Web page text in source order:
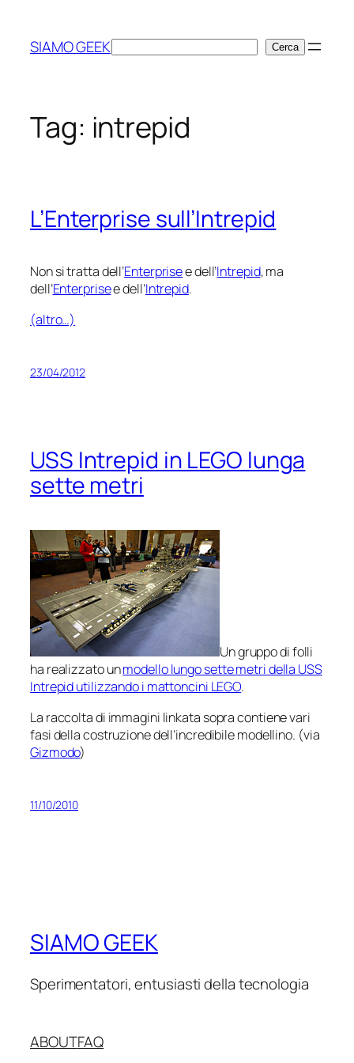
contenuto
SIAMO GEEKCerca Cerca
Tag: intrepid
L’Enterprise sull’Intrepid
Non si tratta dell’Enterprisee dell’Intrepid, ma
dell’Enterprisee dell’Intrepid.
(altro…)
23/04/2012
USS Intrepid in LEGO lunga
sette metri
Un gruppo di folli
ha realizzato unmodello lungo sette metri della USS
Intrepid utilizzando i mattoncini LEGO.
La raccolta di immagini linkata sopra contiene vari
fasi della costruzione dell’incredibile modellino. (via
Gizmodo)
11/10/2010
SIAMO GEEK
Sperimentatori, entusiasti della tecnologia
ABOUTFAQ